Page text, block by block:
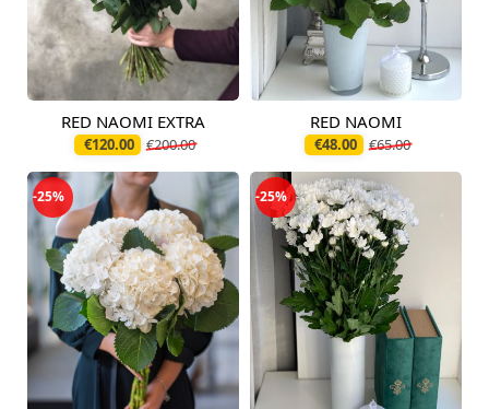
Доступно сегодня
RED NAOMI EXTRA
€120.00 €200.00
Доступно сегодня
RED NAOMI
€48.00 €65.00
-25% -25%